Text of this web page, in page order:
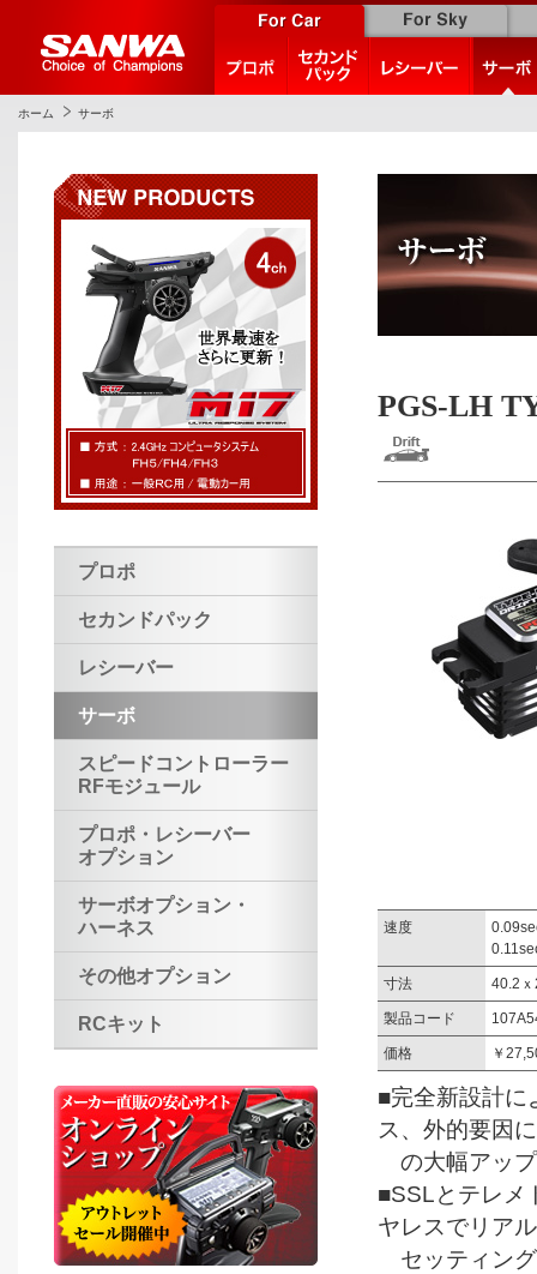
ホーム サーボ
プロポ
セカンドパック
レシーバー
サーボ
スピードコントローラー
RFモジュール
プロポ・レシーバー
オプション
サーボオプション・
ハーネス
その他オプション
RCキット
PGS-LH
速度
寸法 40.2
製品コード
価格 ￥
■完全新設計に
ス、外的要因
の大幅アッ
■SSLとテレメ
ヤレスでリア
セッティング